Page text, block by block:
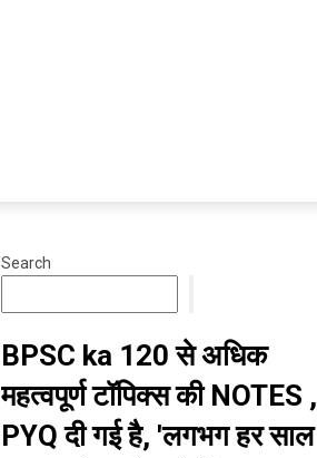
Search
BPSC ka 120 से अधिक
महत्वपूर्ण टॉपिक्स की NOTES ,
PYQ दी गई है, 'लगभग हर साल